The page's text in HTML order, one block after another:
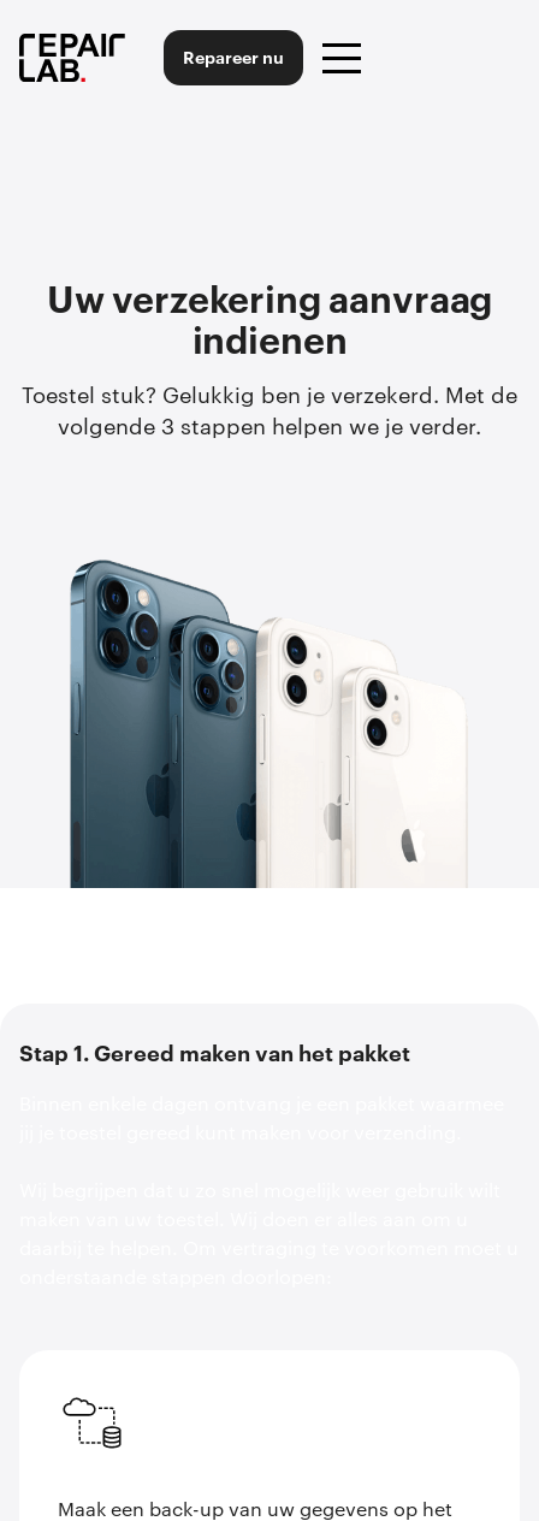
Repareer nu
Uw verzekering aanvraag
indienen
Toestel stuk? Gelukkig ben je verzekerd. Met de
volgende 3 stappen helpen we je verder.
Stap 1. Gereed maken van het pakket
Maak een back-up van uw gegevens op het